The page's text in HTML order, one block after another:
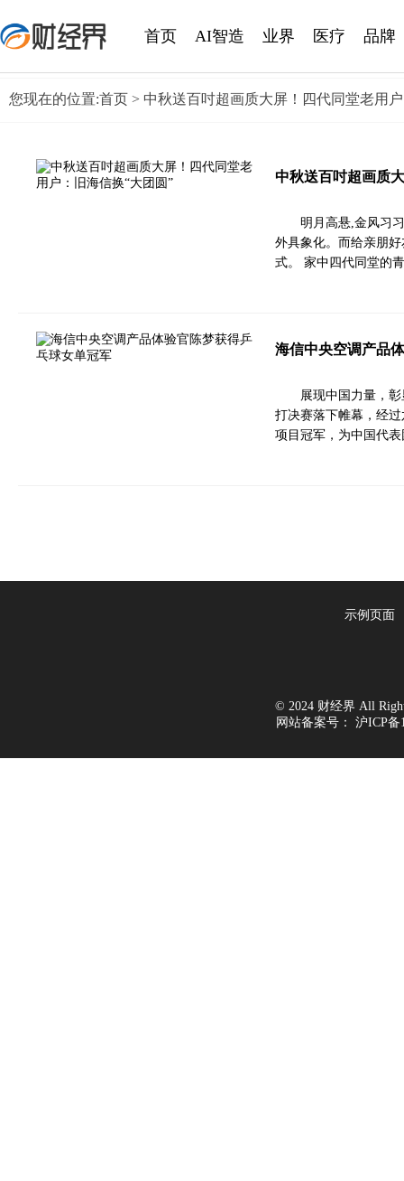
首页 AI智造 业界 医疗 品牌
您现在的位置:首页 > 中秋送百吋超画质大屏！四代同堂老用
中秋送百吋超画质
明月高悬,金风习
外具象化。而给亲朋
式。 家中四代同堂的
海信中央空调产品
展现中国力量，
打决赛落下帷幕，经
项目冠军，为中国代
示例页面
© 2024 财经界 All
网站备案号：
沪ICP备